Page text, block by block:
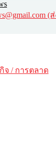
จ / การตลาด